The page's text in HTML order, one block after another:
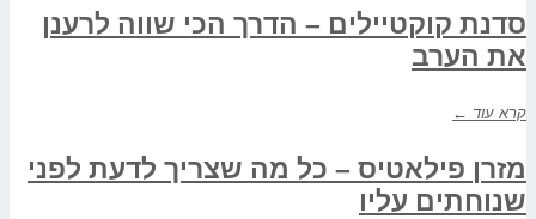
סדנת קוקטיילים – הדרך הכי שווה לרענן
את הערב
קרא עוד ←
מזרן פילאטיס – כל מה שצריך לדעת לפני
שנוחתים עליו